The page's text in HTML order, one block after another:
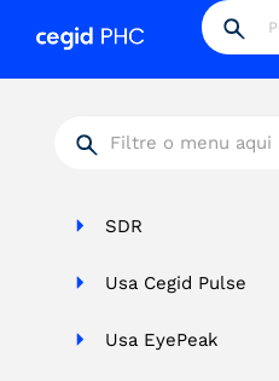
Blog
SDR
Usa Cegid Pulse
Usa EyePeak